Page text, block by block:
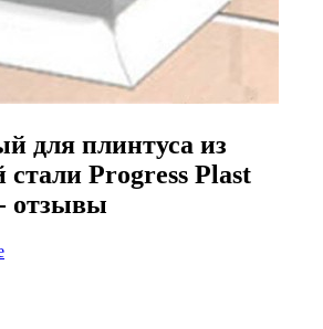
для плинтуса из
Progress Plast
отзывы